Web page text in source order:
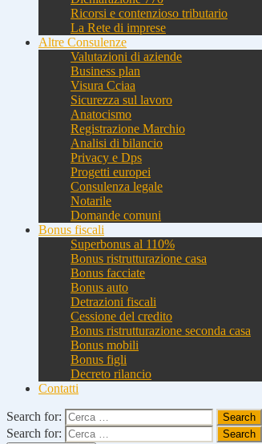
Ricorsi e contenzioso tributario
La Rete di imprese
Altre Consulenze
Valutazioni di aziende
Business plan
Visura Cciaa
Sicurezza sul lavoro
Anatocismo
Registrazione Marchio
Analisi di bilancio
Privacy e Dps
Progetti europei
Consulenza legale
Notarile
Domande comuni
Bonus fiscali
Superbonus al 110%
Bonus ristrutturazione casa
Bonus facciate
Bonus auto
Detrazioni fiscali
Cessione del credito
Bonus ristrutturazione seconda casa
Bonus mobili
Bonus figli
Decreto rilancio
Contatti
Search for:
Search for: